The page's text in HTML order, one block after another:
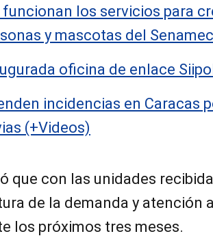
funcionan los servicios para
y mascotas del
oficina de enlace
incidencias en Caracas
(+Videos)
que con las unidades
de la demanda y atención
los próximos tres meses.